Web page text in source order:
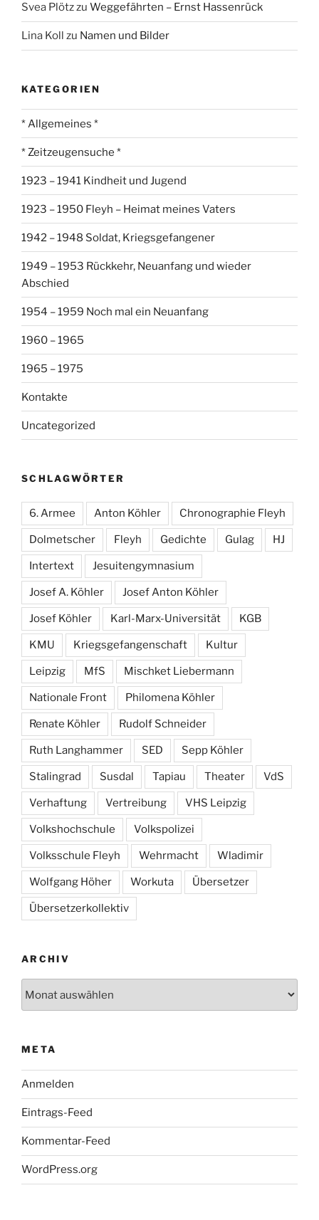
Svea Plötzzu Weggefährten – Ernst Hassenrück
Lina Koll zu Namen und Bilder
KATEGORIEN
* Allgemeines *
* Zeitzeugensuche *
1923 – 1941 Kindheit und Jugend
1923 – 1950 Fleyh – Heimat meines Vaters
1942 – 1948 Soldat, Kriegsgefangener
1949 – 1953 Rückkehr, Neuanfang und wieder
Abschied
1954 – 1959 Noch mal ein Neuanfang
1960 – 1965
1965 – 1975
Kontakte
Uncategorized
SCHLAGWÖRTER
6. Armee Anton Köhler Chronographie Fleyh
Dolmetscher Fleyh Gedichte Gulag HJ
Intertext Jesuitengymnasium
Josef A. Köhler Josef Anton Köhler
Josef Köhler Karl-Marx-Universität KGB
KMU Kriegsgefangenschaft Kultur
Leipzig MfS Mischket Liebermann
Nationale Front Philomena Köhler
Renate Köhler Rudolf Schneider
Ruth Langhammer SED Sepp Köhler
Stalingrad Susdal Tapiau Theater VdS
Verhaftung Vertreibung VHS Leipzig
Volkshochschule Volkspolizei
Volksschule Fleyh Wehrmacht Wladimir
Wolfgang Höher Workuta Übersetzer
Übersetzerkollektiv
ARCHIV
META
Anmelden
Eintrags-Feed
Kommentar-Feed
WordPress.org